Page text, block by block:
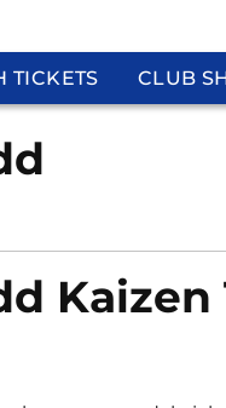
TICKETS CLUB